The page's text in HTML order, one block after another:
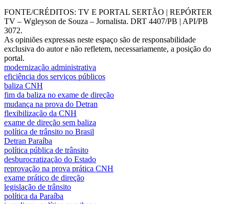
FONTE/CRÉDITOS: TV E PORTAL SERTÃO | REPÓRTER
TV – Wgleyson de Souza – Jornalista. DRT 4407/PB | API/PB
3072.
As opiniões expressas neste espaço são de responsabilidade
exclusiva do autor e não refletem, necessariamente, a posição do
portal.
modernização administrativa
eficiência dos serviços públicos
baliza CNH
fim da baliza no exame de direção
mudança na prova do Detran
flexibilização da CNH
exame de direção sem baliza
política de trânsito no Brasil
Detran Paraíba
política pública de trânsito
desburocratização do Estado
reprovação na prova prática CNH
exame prático de direção
legislação de trânsito
política da Paraíba